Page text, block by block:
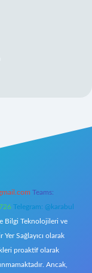
Teams:
Telegram: @karabul
Bilgi Teknolojileri ve
Sağlayıcı olarak
proaktif olarak
Ancak,